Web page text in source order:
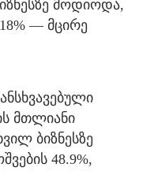
მოდიოდა,
— მცირე
მთლიანი
ბიზნესზე
48.9%,